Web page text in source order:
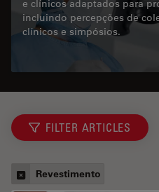
e clínicos adaptados para
incluindo percepções de
clínicos e simpósios.
FILTER ARTICLES
Revestimento